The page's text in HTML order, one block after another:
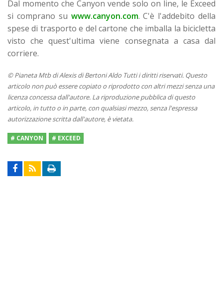
Dal momento che Canyon vende solo on line, le Exceed
si comprano su www.canyon.com. C'è l'addebito della
spese di trasporto e del cartone che imballa la bicicletta
visto che quest'ultima viene consegnata a casa dal
corriere.
© Pianeta Mtb di Alexis di Bertoni Aldo Tutti i diritti riservati. Questo
articolo non può essere copiato o riprodotto con altri mezzi senza una
licenza concessa dall'autore. La riproduzione pubblica di questo
articolo, in tutto o in parte, con qualsiasi mezzo, senza l'espressa
autorizzazione scritta dall'autore, è vietata.
# CANYON # EXCEED